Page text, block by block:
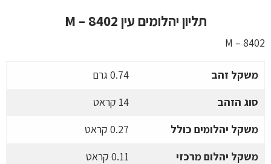
תליון יהלומים עין M – 8402
M – 8402
משקל זהב
0.74 גרם
סוג הזהב
14 קראט
משקל יהלומים כולל
0.27 קראט
משקל יהלום מרכזי
0.11 קראט